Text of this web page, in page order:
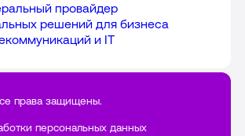
провайдер
решений для бизнеса
и IT
права защищены.
персональных данных